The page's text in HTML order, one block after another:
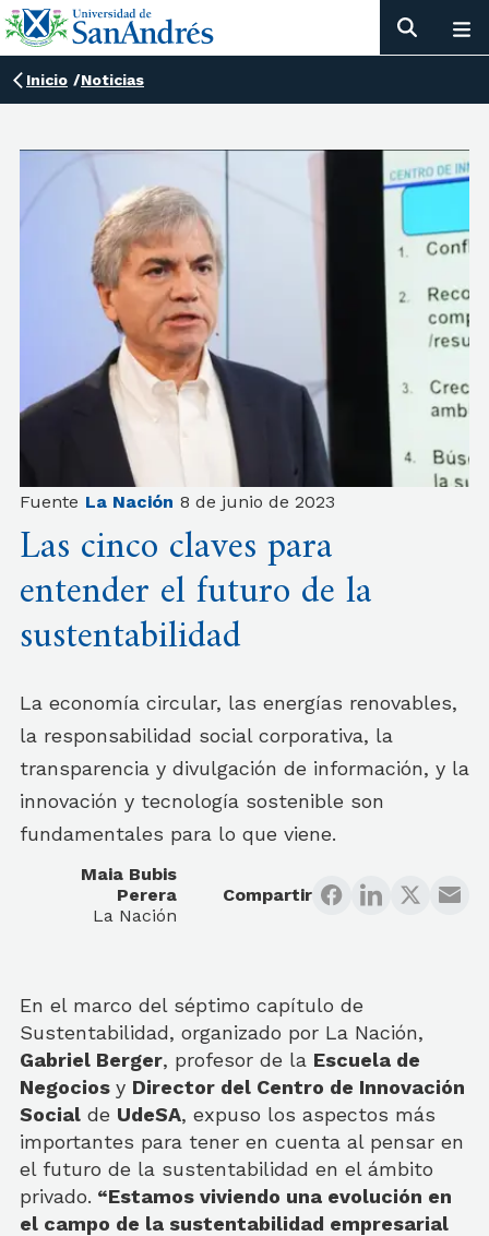
Inicio /Noticias
Fuente La Nación 8 de junio de 2023
Las cinco claves para
entender el futuro de la
sustentabilidad
La economía circular, las energías renovables,
la responsabilidad social corporativa, la
transparencia y divulgación de información, y la
innovación y tecnología sostenible son
fundamentales para lo que viene.
Maia Bubis
Perera
La Nación
Compartir
En el marco del séptimo capítulo de
Sustentabilidad, organizado por La Nación,
Gabriel Berger, profesor de la Escuela de
Negocios y Director del Centro de Innovación
Social de UdeSA, expuso los aspectos más
importantes para tener en cuenta al pensar en
el futuro de la sustentabilidad en el ámbito
privado. “Estamos viviendo una evolución en
el campo de la sustentabilidad empresarial